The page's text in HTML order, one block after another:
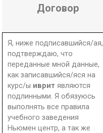
Договор
Я, ниже подписавшийся/ая,
подтверждаю, что
переданные мной данные,
как записавшийся/яся на
курс/ы ивритявляются
подлинными. Я обязуюсь
выполнять все правила
учебного заведения
Ньюмен центр, а так же